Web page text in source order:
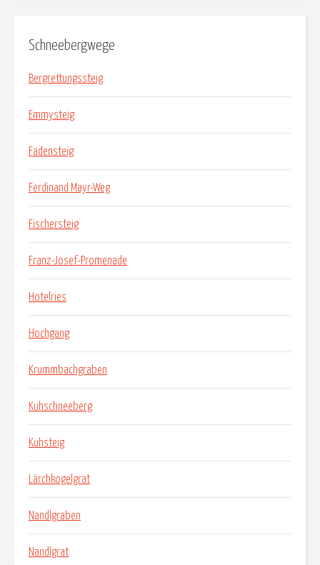
Schneebergwege
Bergrettungssteig
Emmysteig
Fadensteig
Ferdinand Mayr-Weg
Fischersteig
Franz-Josef-Promenade
Hotelries
Hochgang
Krummbachgraben
Kuhschneeberg
Kuhsteig
Lärchkogelgrat
Nandlgraben
Nandlgrat